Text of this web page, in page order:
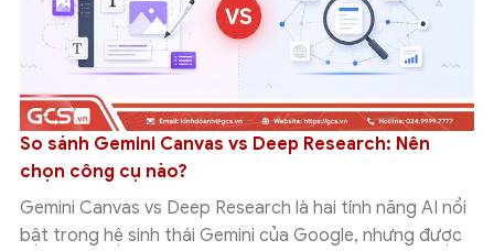
So sánh Gemini Canvas vs Deep Research: Nên
chọn công cụ nào?
Gemini Canvas vs Deep Research là hai tính năng AI nổi
bật trong hệ sinh thái Gemini của Google, nhưng được